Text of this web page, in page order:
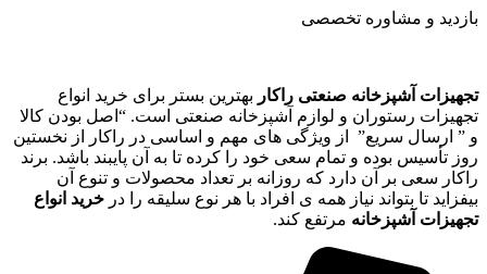
بازدید و مشاوره تخصصی
تجهیزات آشپزخانه صنعتی راکار بهترین بستر برای خرید انواع
تجهیزات رستوران و لوازم آشپزخانه صنعتی است. “اصل بودن کالا
و ” ارسال سریع” از ویژگی های مهم و اساسی در راکار از نخستین
روز تأسیس بوده و تمام سعی خود را کرده تا به آن پایبند باشد. برند
راکار سعی بر آن دارد که روزانه بر تعداد محصولات و تنوع آن
بیفزاید تا بتواند نیاز همه ی افراد با هر نوع سلیقه را در خرید انواع
تجهیزات آشپزخانه مرتفع کند.